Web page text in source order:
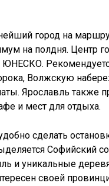
город на
на полдня. Центр
Волжскую
Ярославль также
и мест для отдыха.
сделать
Софийский
и уникальные
своей